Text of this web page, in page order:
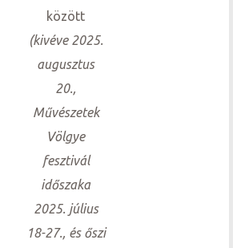
között
(kivéve 2025.
augusztus
20.,
Művészetek
Völgye
fesztivál
időszaka
2025. július
18-27., és őszi